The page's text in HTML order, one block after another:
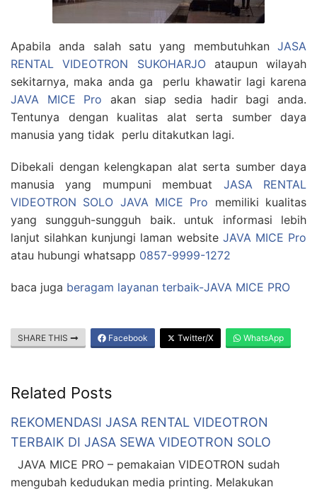
Apabila anda salah satu yang membutuhkan JASA
RENTAL VIDEOTRON SUKOHARJOataupun wilayah
sekitarnya, maka anda ga perlu khawatir lagi karena
JAVA MICE Pro akan siap sedia hadir bagi anda.
Tentunya dengan kualitas alat serta sumber daya
manusia yang tidak perlu ditakutkan lagi.
Dibekali dengan kelengkapan alat serta sumber daya
manusia yang mumpuni membuat JASA RENTAL
VIDEOTRON SOLO JAVA MICE Pro memiliki kualitas
yang sungguh-sungguh baik. untuk informasi lebih
lanjut silahkan kunjungi laman website JAVA MICE Pro
atau hubungi whatsapp 0857-9999-1272
baca juga beragam layanan terbaik-JAVA MICE PRO
SHARE THIS Facebook Twitter/X WhatsApp
Related Posts
REKOMENDASI JASA RENTAL VIDEOTRON
TERBAIK DI JASA SEWA VIDEOTRON SOLO
JAVA MICE PRO – pemakaian VIDEOTRON sudah
mengubah kedudukan media printing. Melakukan